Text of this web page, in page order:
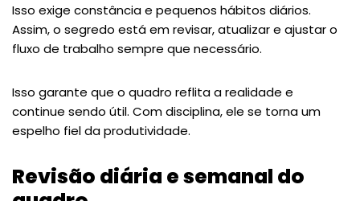
Isso exige constância e pequenos hábitos diários.
Assim, o segredo está em revisar, atualizar e ajustar o
fluxo de trabalho sempre que necessário.
Isso garante que o quadro reflita a realidade e
continue sendo útil. Com disciplina, ele se torna um
espelho fiel da produtividade.
Revisão diária e semanal do